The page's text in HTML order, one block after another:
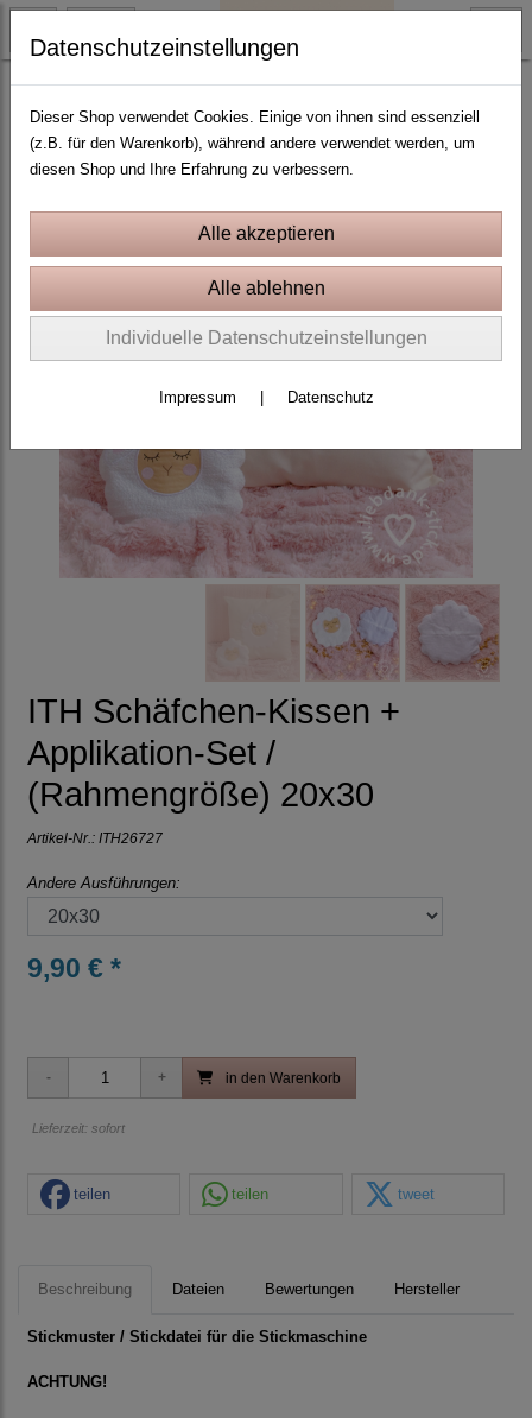
3D Applikation
ITH Schäfchen-Kissen +
Applikation-Set /
(Rahmengröße) 20x30
Artikel-Nr.: ITH26727
Andere Ausführungen:
9,90 € *
in den Warenkorb
Lieferzeit: sofort
teilen teilen tweet
Beschreibung Dateien Bewertungen Hersteller
Stickmuster / Stickdatei für die Stickmaschine
ACHTUNG!
Datenschutzeinstellungen
Dieser Shop verwendet Cookies. Einige von ihnen sind essenziell
(z.B. für den Warenkorb), während andere verwendet werden, um
diesen Shop und Ihre Erfahrung zu verbessern.
Individuelle Datenschutzeinstellungen
Impressum Datenschutz